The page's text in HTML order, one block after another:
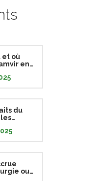
et où
en
sûr,
du
ou